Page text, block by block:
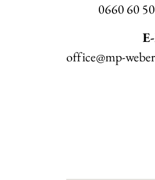
0660 60
office@mp-